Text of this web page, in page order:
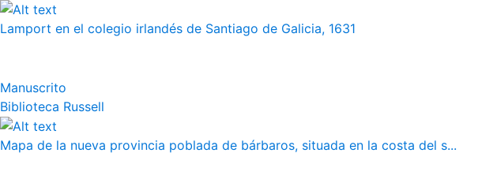
Lamport en el colegio irlandés de Santiago de Galicia, 1631
Manuscrito
Biblioteca Russell
Mapa de la nueva provincia poblada de bárbaros, situada en la costa del s...